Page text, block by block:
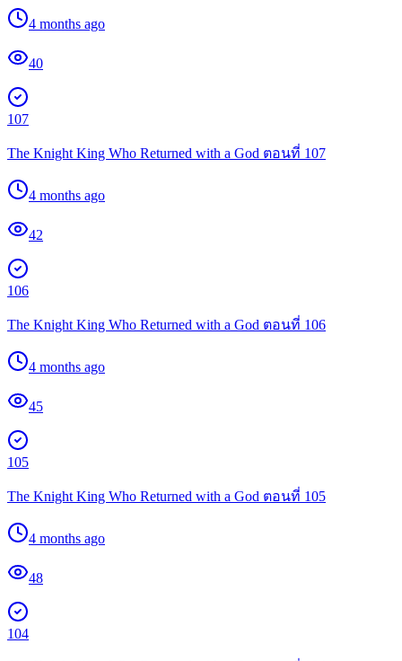
4 months ago
40
107
The Knight King Who Returned with a God ตอนที่ 107
4 months ago
42
106
The Knight King Who Returned with a God ตอนที่ 106
4 months ago
45
105
The Knight King Who Returned with a God ตอนที่ 105
4 months ago
48
104